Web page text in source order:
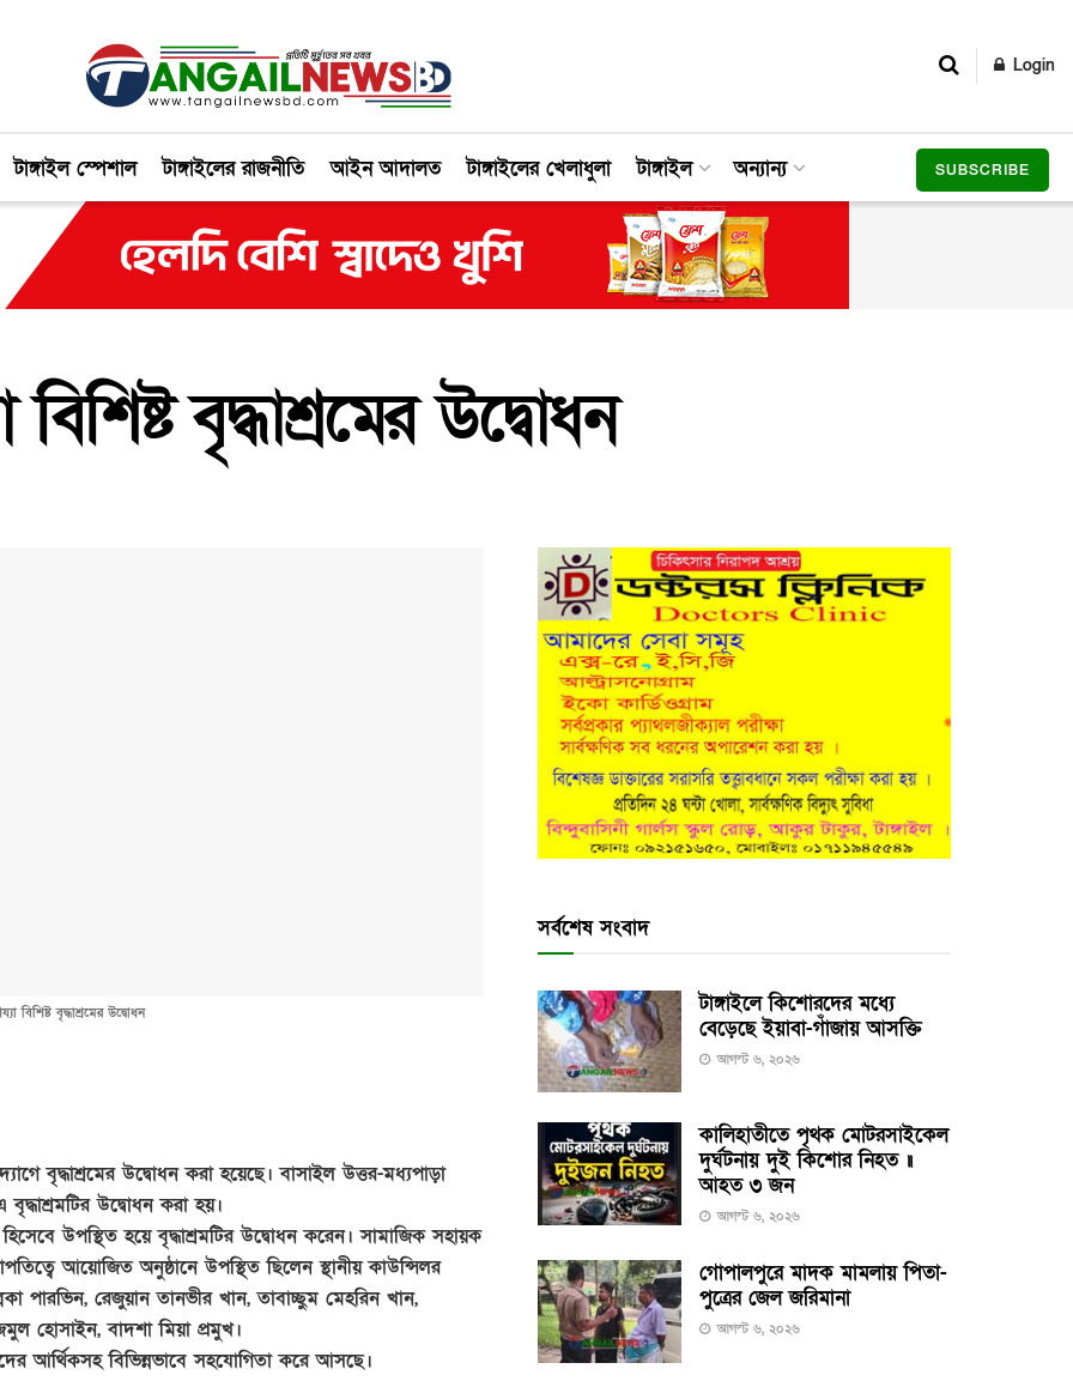
Login
টাঙ্গাইল স্পেশাল টাঙ্গাইলের রাজনীতি আইন আদালত টাঙ্গাইলের খেলাধুলা টাঙ্গাইল অন্যান্য SUBSCRIBE
বৃদ্ধাশ্রমের উদ্বোধন
বিশিষ্ট বৃদ্ধাশ্রমের উদ্বোধন
বৃদ্ধাশ্রমের উদ্বোধন করা হয়েছে। বাসাইল উত্তর-মধ্যপাড়া
উদ্বোধন করা হয়।
উপস্থিত হয়ে বৃদ্ধাশ্রমটির উদ্বোধন করেন। সামাজিক সহায়ক
আয়োজিত অনুষ্ঠানে উপস্থিত ছিলেন স্থানীয় কাউন্সিলর
পারভিন, রেজুয়ান তানভীর খান, তাবাচ্ছুম মেহরিন খান,
হোসাইন, বাদশা মিয়া প্রমুখ।
আর্থিকসহ বিভিন্নভাবে সহযোগিতা করে আসছে।
সর্বশেষ সংবাদ
টাঙ্গাইলে কিশোরদের মধ্যে
বেড়েছে ইয়াবা-গাঁজায় আসক্তি
আগস্ট ৬, ২০২৬
কালিহাতীতে পৃথক মোটরসাইকেল
দুর্ঘটনায় দুই কিশোর নিহত ॥
আহত ৩ জন
আগস্ট ৬, ২০২৬
গোপালপুরে মাদক মামলায় পিতা-
পুত্রের জেল জরিমানা
আগস্ট ৬, ২০২৬